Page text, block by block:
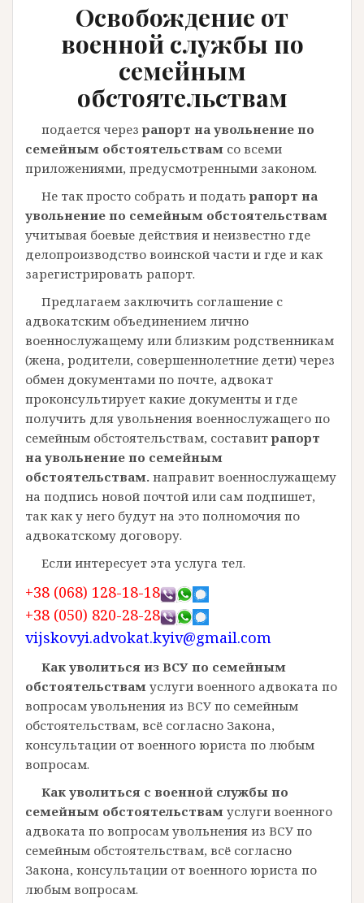
Освобождение от
военной службы по
семейным
обстоятельствам
подается черезрапорт на увольнение по
семейным обстоятельствам со всеми
приложениями, предусмотренными законом.
Не так просто собрать и податьрапорт на
увольнение по семейным обстоятельствам
учитывая боевые действия и неизвестно где
делопроизводство воинской части и где и как
зарегистрировать рапорт.
Предлагаем заключить соглашение с
адвокатским объединением лично
военнослужащему или близким родственникам
(жена, родители, совершеннолетние дети) через
обмен документами по почте, адвокат
проконсультирует какие документы и где
получить для увольнения военнослужащего по
семейным обстоятельствам, составитрапорт
на увольнение по семейным
обстоятельствам. направит военнослужащему
на подпись новой почтой или сам подпишет,
так как у него будут на это полномочия по
адвокатскому договору.
Если интересует эта услуга тел.
+38 (068) 128-18-18
+38 (050) 820-28-28
vijskovyi.advokat.kyiv@gmail.com
Как уволиться из ВСУ по семейным
обстоятельствам услуги военного адвоката по
вопросам увольнения из ВСУ по семейным
обстоятельствам, всё согласно Закона,
консультации от военного юриста по любым
вопросам.
Как уволиться с военной службы по
семейным обстоятельствам услуги военного
адвоката по вопросам увольнения из ВСУ по
семейным обстоятельствам, всё согласно
Закона, консультации от военного юриста по
любым вопросам.